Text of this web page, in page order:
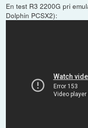
En test R3 2200G pri
Dolphin PCSX2):